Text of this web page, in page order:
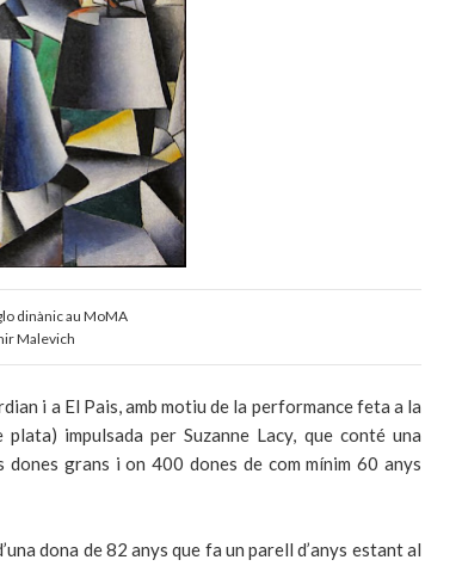
dinànic au MoMA
Malevich
i a El Pais, amb motiu de la performance feta a la
impulsada per Suzanne Lacy, que conté una
grans i on 400 dones de com mínim 60 anys
dona de 82 anys que fa un parell d’anys estant al